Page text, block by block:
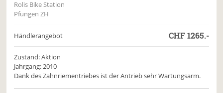
Rolis Bike Station
Pfungen ZH
Händlerangebot CHF1265.-
Zustand: Aktion
Jahrgang: 2010
Dank des Zahnriementriebes ist der Antrieb sehr Wartungsarm.